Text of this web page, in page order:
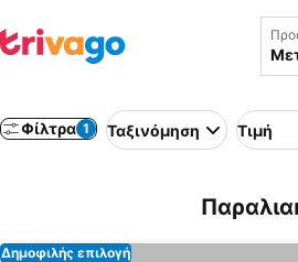
Φίλτρα 1 Ταξινόμηση Τιμή
Δημοφιλής επιλογή